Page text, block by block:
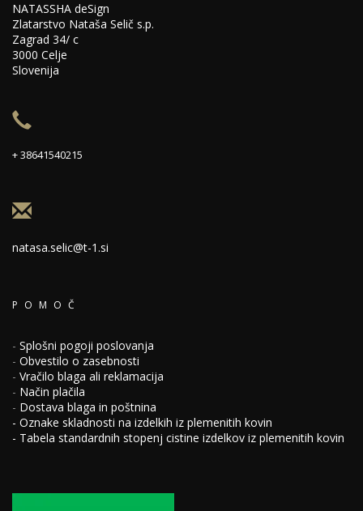
NATASSHA deSign
Zlatarstvo Nataša Selič s.p.
Zagrad 34/ c
3000 Celje
Slovenija
+ 38641540215
natasa.selic@t-1.si
POMOČ
- Splošni pogoji poslovanja
- Obvestilo o zasebnosti
- Vračilo blaga ali reklamacija
- Način plačila
- Dostava blaga in poštnina
- Oznake skladnosti na izdelkih iz plemenitih kovin
- Tabela standardnih stopenj cistine izdelkov iz plemenitih kovin